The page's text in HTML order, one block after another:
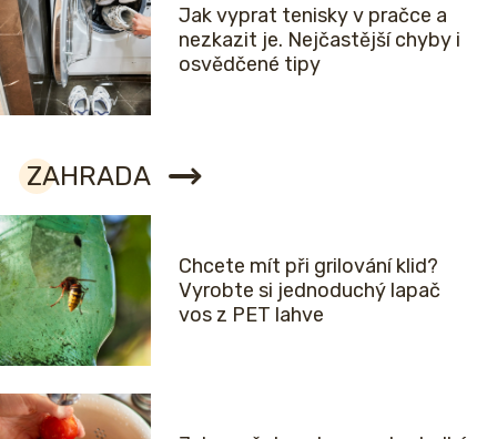
Jak vyprat tenisky v pračce a
nezkazit je. Nejčastější chyby i
osvědčené tipy
ZAHRADA
Chcete mít při grilování klid?
Vyrobte si jednoduchý lapač
vos z PET lahve